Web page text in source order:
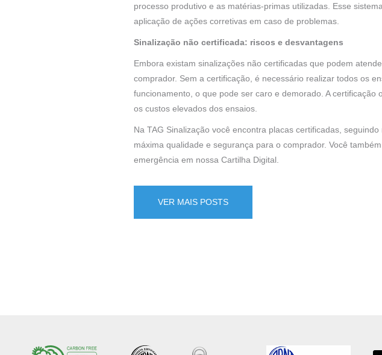
processo produtivo e as matérias-primas utilizadas. Esse
aplicação de ações corretivas em caso de problemas.
Sinalização não certificada: riscos e desvantagens
Embora existam sinalizações não certificadas que podem
comprador. Sem a certificação, é necessário realizar todos os
funcionamento, o que pode ser caro e demorado. A
os custos elevados dos ensaios.
Na TAG Sinalização você encontra placas certificadas,
máxima qualidade e segurança para o comprador. Você
emergência em nossa Cartilha Digital.
VER MAIS POSTS